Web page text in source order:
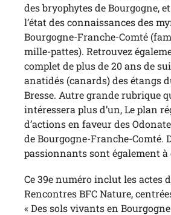
des bryophytes de Bourgogne,
l’état des connaissances des
Bourgogne-Franche-Comté
mille-pattes). Retrouvez
complet de plus de 20 ans de
anatidés (canards) des étangs
Bresse. Autre grande rubrique
intéressera plus d’un, Le plan
d’actions en faveur des
de Bourgogne-Franche-Comté.
passionnants sont également à
Ce 39e numéro inclut les actes
Rencontres BFC Nature,
« Des sols vivants en